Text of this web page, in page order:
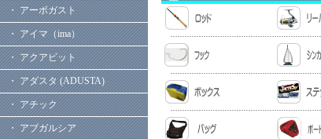
・ アーボガスト
・ アイマ（ima）
・ アクアビット
・ アダスタ (ADUSTA)
・ アチック
・ アブガルシア